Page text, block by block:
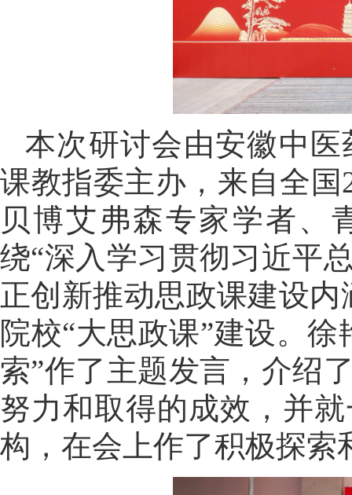
本次研讨会由安徽中
课教指委主办，来自全
贝博艾弗森专家学者、
绕“深入学习贯彻习近平
正创新推动思政课建设
院校“大思政课”建设。
索”作了主题发言，介绍
努力和取得的成效，并
构，在会上作了积极探索